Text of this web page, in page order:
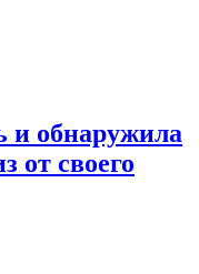
и обнаружила
от своего